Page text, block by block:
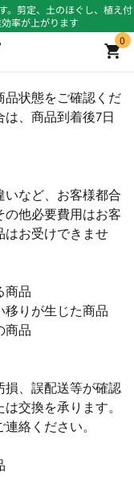
。剪定、土のほぐし、植え付
率が上がります
0
品状態をご確認くだ
は、商品到着後7日
いなど、お客様都合
の他必要費用はお客
はお受けできませ
商品
移りが生じた商品
商品
損、誤配送等が確認
交換を承ります。
絡ください。